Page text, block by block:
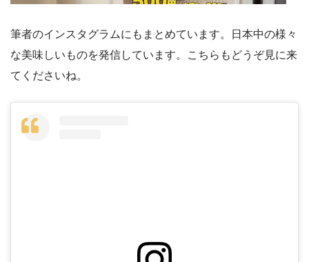
筆者のインスタグラムにもまとめています。日本中の様々
な美味しいものを発信しています。こちらもどうぞ見に来
てくださいね。